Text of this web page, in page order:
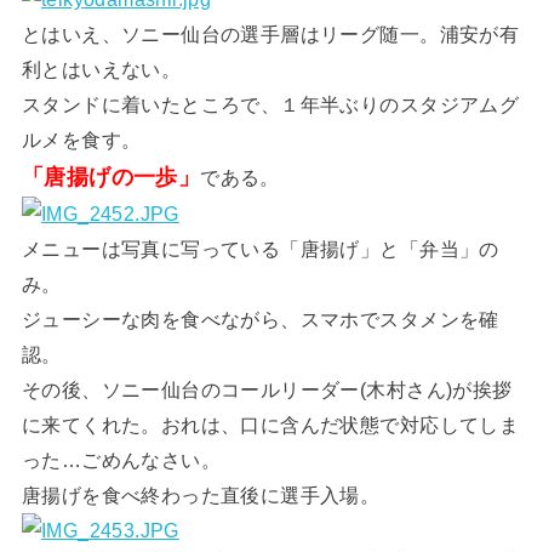
とはいえ、ソニー仙台の選手層はリーグ随一。浦安が有
利とはいえない。
スタンドに着いたところで、１年半ぶりのスタジアムグ
ルメを食す。
「唐揚げの一歩」 である。
メニューは写真に写っている「唐揚げ」と「弁当」の
み。
ジューシーな肉を食べながら、スマホでスタメンを確
認。
その後、ソニー仙台のコールリーダー(木村さん)が挨拶
に来てくれた。おれは、口に含んだ状態で対応してしま
った…ごめんなさい。
唐揚げを食べ終わった直後に選手入場。